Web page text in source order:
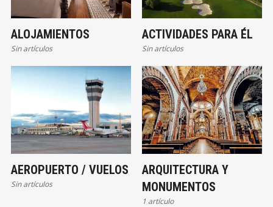
ALOJAMIENTOS
Sin artículos
ACTIVIDADES PARA ÉL
Sin artículos
AEROPUERTO / VUELOS
Sin artículos
ARQUITECTURA Y
MONUMENTOS
1 artículo